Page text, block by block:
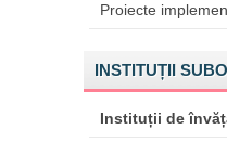
Proiecte
INSTITUȚII
Instituții de